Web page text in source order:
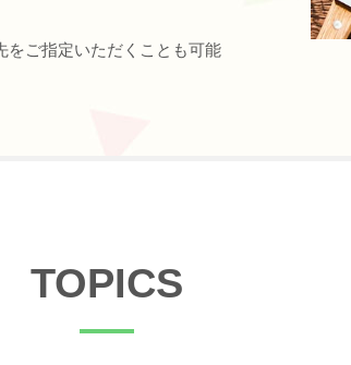
をご指定いただくことも可能
TOPICS